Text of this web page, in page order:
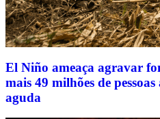
El Niño ameaça agravar
mais 49 milhões de
aguda